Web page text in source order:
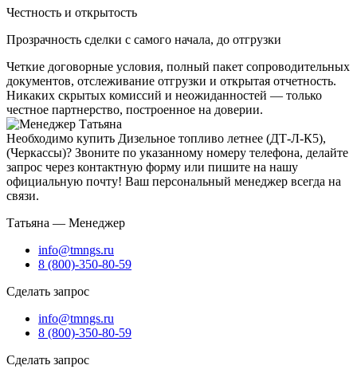
Честность и открытость
Прозрачность сделки с самого начала, до отгрузки
Четкие договорные условия, полный пакет сопроводительных
документов, отслеживание отгрузки и открытая отчетность.
Никаких скрытых комиссий и неожиданностей — только
честное партнерство, построенное на доверии.
Необходимо купить Дизельное топливо летнее (ДТ-Л-К5),
(Черкассы)? Звоните по указанному номеру телефона, делайте
запрос через контактную форму или пишите на нашу
официальную почту! Ваш персональный менеджер всегда на
связи.
Татьяна — Менеджер
info@tmngs.ru
8 (800)-350-80-59
Сделать запрос
info@tmngs.ru
8 (800)-350-80-59
Сделать запрос